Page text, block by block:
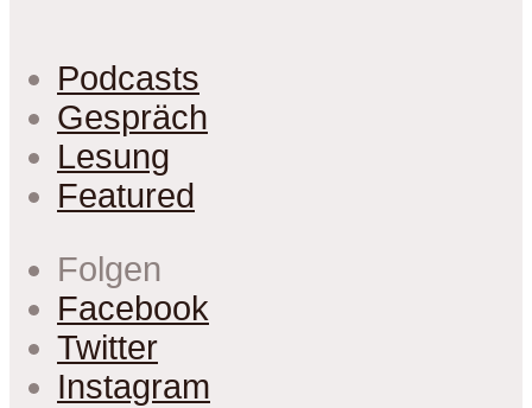
Podcasts
Gespräch
Lesung
Featured
Folgen
Facebook
Twitter
Instagram